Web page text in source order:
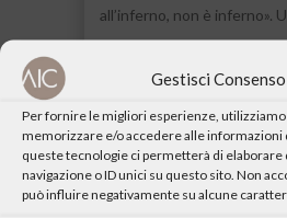
Gestisci
Per fornire le migliori esperienze,
memorizzare e/o accedere alle informazioni
queste tecnologie ci permetterà di
navigazione o ID unici su questo sito. Non
può influire negativamente su alcune
all’inferno, non è inferno».